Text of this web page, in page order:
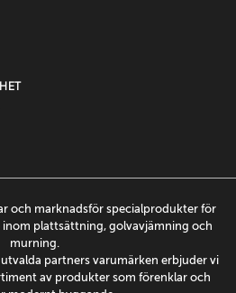
och marknadsför specialprodukter för
inom plattsättning, golvavjämning och
murning.
partners varumärken erbjuder vi
av produkter som förenklar och